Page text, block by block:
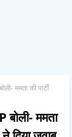
ममता की पार्टी
ममता